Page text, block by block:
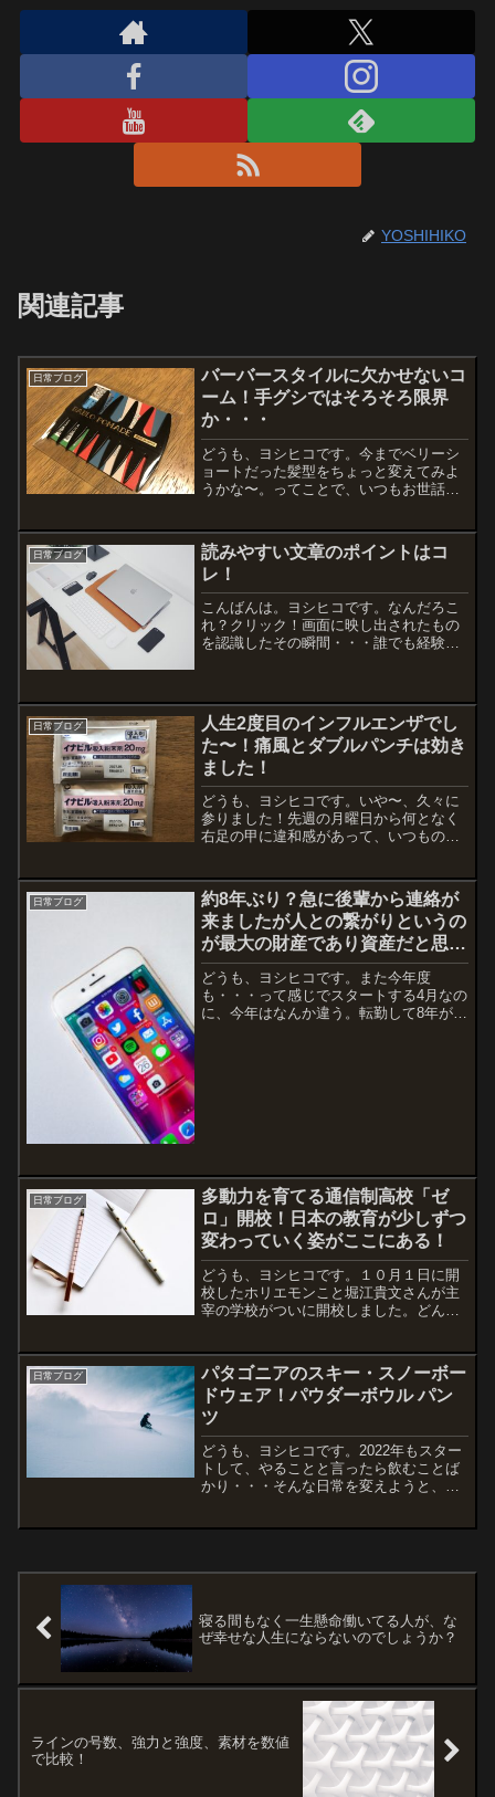
YOSHIHIKO
関連記事
日常ブログ
バーバースタイルに欠かせないコ
ーム！手グシではそろそろ限界
か・・・
どうも、ヨシヒコです。今までベリーシ
ョートだった髪型をちょっと変えてみよ
うかな〜。ってことで、いつもお世話に
かな〜って感じで、年末年始の無精髭髪
をそのままにして散髪へ。...
日常ブログ
読みやすい文章のポイントはコ
レ！
こんばんは。ヨシヒコです。なんだろこ
れ？クリック！画面に映し出されたもの
を認識したその瞬間・・・誰でも経験あ
を与えただけで閉じられてし...
日常ブログ
人生2度目のインフルエンザでし
た〜！痛風とダブルパンチは効き
ました！
どうも、ヨシヒコです。いや〜、久々に
参りました！先週の月曜日から何となく
右足の甲に違和感があって、いつものよ
うになり、しかも腫れと痛みが長引くと
いう完全な慢性状態。...
日常ブログ
約8年ぶり？急に後輩から連絡が
来ましたが人との繋がりというの
が最大の財産であり資産だと思い
ます！
どうも、ヨシヒコです。また今年度
も・・・って感じでスタートする4月なの
に、今年はなんか違う。転勤して8年が終
日常ブログ
多動力を育てる通信制高校「ゼ
ロ」開校！日本の教育が少しずつ
変わっていく姿がここにある！
どうも、ヨシヒコです。１０月１日に開
校したホリエモンこと堀江貴文さんが主
宰の学校がついに開校しました。どんな
た「ゼロ高等学院が目指す教育の姿」を
解説した記事があったので...
日常ブログ
パタゴニアのスキー・スノーボー
ドウェア！パウダーボウル パン
ツ
どうも、ヨシヒコです。2022年もスター
トして、やることと言ったら飲むことば
かり・・・そんな日常を変えようと、久
寝る間もなく一生懸命働いてる人が、な
ぜ幸せな人生にならないのでしょうか？
ラインの号数、強力と強度、素材を数値
で比較！